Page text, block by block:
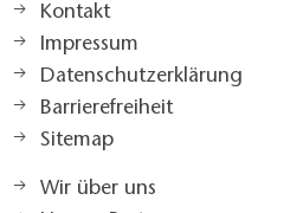
Kontakt
Impressum
Datenschutzerklärung
Barrierefreiheit
Sitemap
Wir über uns